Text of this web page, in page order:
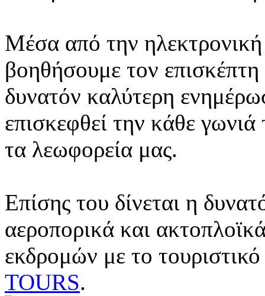
Μέσα από την ηλεκτρονική
βοηθήσουμε τον
δυνατόν καλύτερη
επισκεφθεί την κάθε
τα λεωφορεία μας.
Επίσης του δίνεται η
αεροπορικά και
εκδρομών με το
TOURS.